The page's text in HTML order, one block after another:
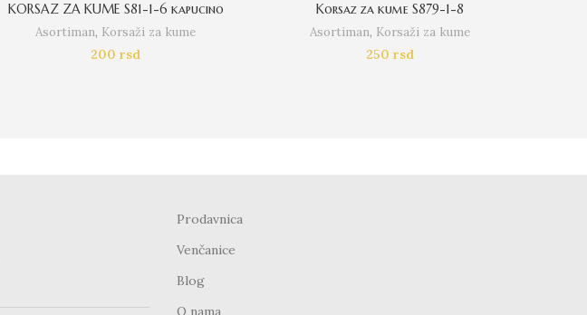
KORSAZ ZA KUME S81-1-6 kapucino
Asortiman, Korsaži za kume
200 rsd
Korsaz za kume S879-1-8
Asortiman, Korsaži za kume
250 rsd
Prodavnica
Venčanice
Blog
O nama